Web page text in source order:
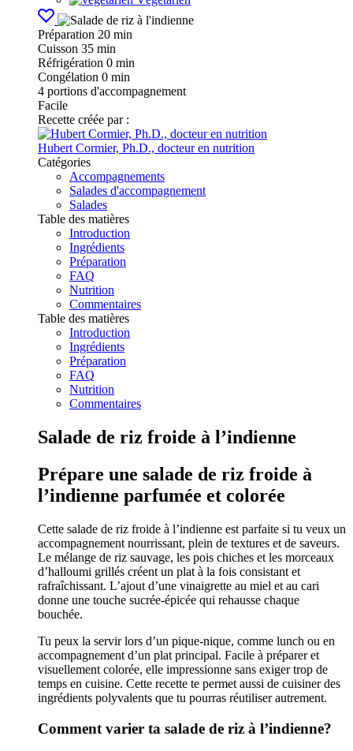
Préparation 20 min
Cuisson 35 min
Réfrigération 0 min
Congélation 0 min
4 portions d'accompagnement
Facile
Recette créée par :
Hubert Cormier, Ph.D., docteur en nutrition
Catégories
Accompagnements
Salades d'accompagnement
Salades
Table des matières
Introduction
Ingrédients
Préparation
FAQ
Nutrition
Commentaires
Table des matières
Introduction
Ingrédients
Préparation
FAQ
Nutrition
Commentaires
Salade de riz froide à l’indienne
Prépare une salade de riz froide à
l’indienne parfumée et colorée
Cette salade de riz froide à l’indienne est parfaite si tu veux un
accompagnement nourrissant, plein de textures et de saveurs.
Le mélange de riz sauvage, les pois chiches et les morceaux
d’halloumi grillés créent un plat à la fois consistant et
rafraîchissant. L’ajout d’une vinaigrette au miel et au cari
donne une touche sucrée-épicée qui rehausse chaque
bouchée.
Tu peux la servir lors d’un pique-nique, comme lunch ou en
accompagnement d’un plat principal. Facile à préparer et
visuellement colorée, elle impressionne sans exiger trop de
temps en cuisine. Cette recette te permet aussi de cuisiner des
ingrédients polyvalents que tu pourras réutiliser autrement.
Comment varier ta salade de riz à l’indienne?